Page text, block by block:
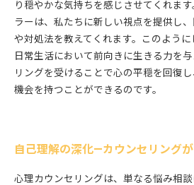
り穏やかな気持ちを感じさせてくれま
ラーは、私たちに新しい視点を提供し
や対処法を教えてくれます。このように
日常生活において前向きに生きる力を
リングを受けることで心の平穏を回復
機会を持つことができるのです。
自己理解の深化—カウンセリング
心理カウンセリングは、単なる悩み相